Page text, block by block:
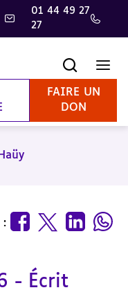
01 44 49 27
27
FAIRE UN
DON
:
- Écrit